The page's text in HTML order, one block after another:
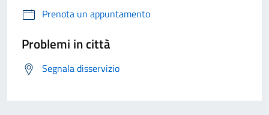
Prenota un appuntamento
Problemi in città
Segnala disservizio